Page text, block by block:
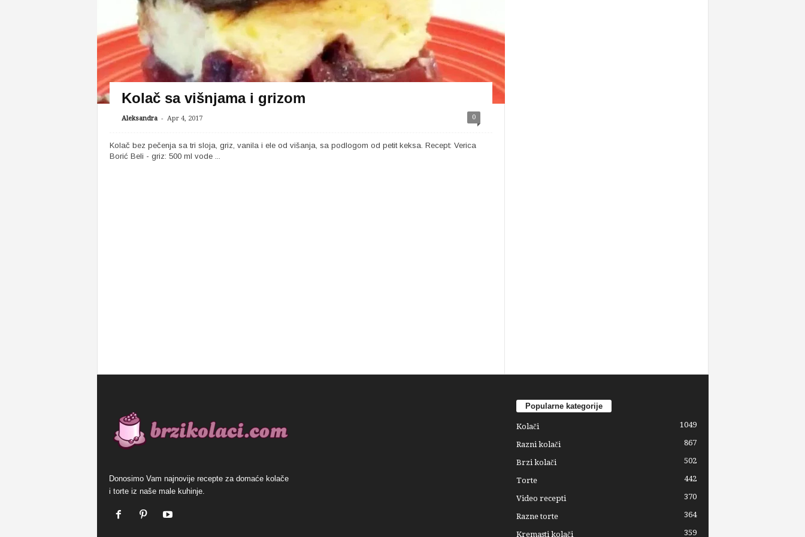
Kolač sa višnjama i grizom
Aleksandra - Apr 4, 2017 0
Kolač bez pečenja sa tri sloja, griz, vanila i ele od višanja, sa podlogom od petit keksa. Recept: Verica
Borić Beli - griz: 500 ml vode ...
Donosimo Vam najnovije recepte za domaće kolače
i torte iz naše male kuhinje.
Popularne kategorije
Kolači 1049
Razni kolači 867
Brzi kolači 502
Torte 442
Video recepti 370
Razne torte 364
Kremasti kolači 359